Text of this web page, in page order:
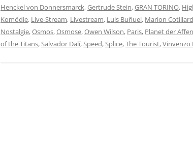
Henckel von Donnersmarck,Gertrude Stein,GRAN TORINO,
Komödie, Live-Stream, Livestream, Luis Buñuel, Marion Cotillard
Nostalgie,Osmos,Osmose,Owen Wilson, Paris, Planet der Affen
of the Titans,Salvador Dalí,Speed,Splice,The Tourist,Vinvenzo